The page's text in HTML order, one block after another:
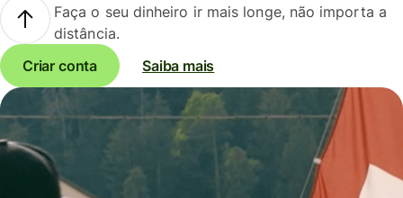
Faça o seu dinheiro ir mais longe, não importa a
distância.
Criar conta
Saiba mais